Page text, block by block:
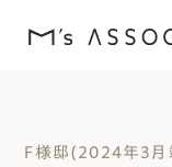
F様邸(2024年3月